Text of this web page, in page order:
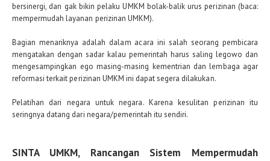
bersinergi, dan gak bikin pelaku UMKM bolak-balik urus perizinan (baca:
mempermudah layanan perizinan UMKM).
Bagian menariknya adalah dalam acara ini salah seorang pembicara
mengatakan dengan sadar kalau pemerintah harus saling legowo dan
mengesampingkan ego masing-masing kementrian dan lembaga agar
reformasi terkait perizinan UMKM ini dapat segera dilakukan.
Pelatihan dari negara untuk negara. Karena kesulitan perizinan itu
seringnya datang dari negara/pemerintah itu sendiri.
SINTA UMKM, Rancangan Sistem Mempermudah